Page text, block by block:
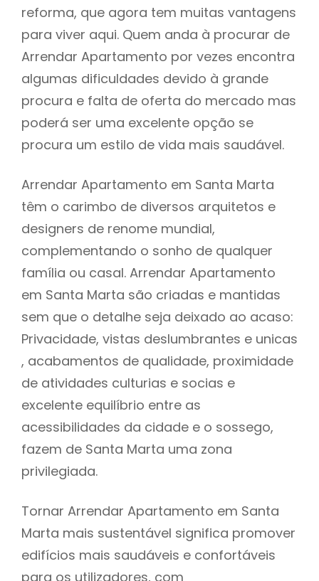
reforma, que agora tem muitas vantagens
para viver aqui. Quem anda à procurar de
Arrendar Apartamento por vezes encontra
algumas dificuldades devido à grande
procura e falta de oferta do mercado mas
poderá ser uma excelente opção se
procura um estilo de vida mais saudável.
Arrendar Apartamento em Santa Marta
têm o carimbo de diversos arquitetos e
designers de renome mundial,
complementando o sonho de qualquer
família ou casal. Arrendar Apartamento
em Santa Marta são criadas e mantidas
sem que o detalhe seja deixado ao acaso:
Privacidade, vistas deslumbrantes e unicas
, acabamentos de qualidade, proximidade
de atividades culturias e socias e
excelente equilíbrio entre as
acessibilidades da cidade e o sossego,
fazem de Santa Marta uma zona
privilegiada.
Tornar Arrendar Apartamento em Santa
Marta mais sustentável significa promover
edifícios mais saudáveis e confortáveis
para os utilizadores, com